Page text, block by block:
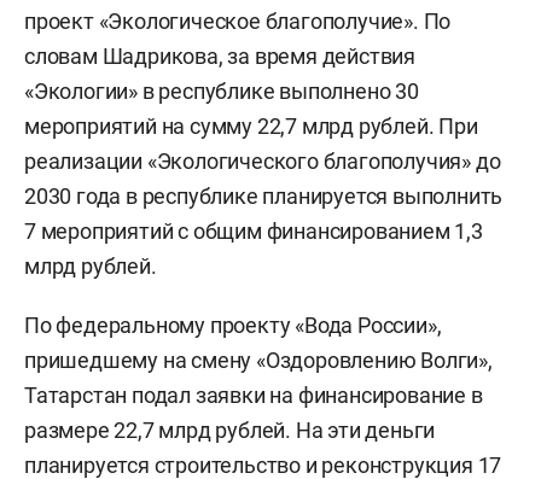
проект «Экологическое благополучие». По
словам Шадрикова, за время действия
«Экологии» в республике выполнено 30
мероприятий на сумму 22,7 млрд рублей. При
реализации «Экологического благополучия» до
2030 года в республике планируется выполнить
7 мероприятий с общим финансированием 1,3
млрд рублей.
По федеральному проекту «Вода России»,
пришедшему на смену «Оздоровлению Волги»,
Татарстан подал заявки на финансирование в
размере 22,7 млрд рублей. На эти деньги
планируется строительство и реконструкция 17